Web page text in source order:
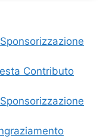
Contributo